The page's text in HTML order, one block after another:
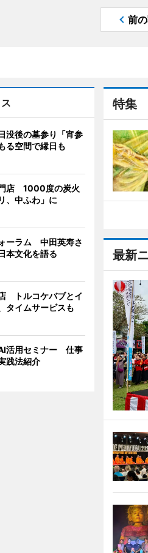
前
特集
最新
没後の墓参り「宵参
る空間で縁日も
店 1000度の炭火
、中ふわ」に
ーラム 中田英寿さ
本文化を語る
トルコケバブとイ
タイムサービスも
活用セミナー 仕事
践法紹介